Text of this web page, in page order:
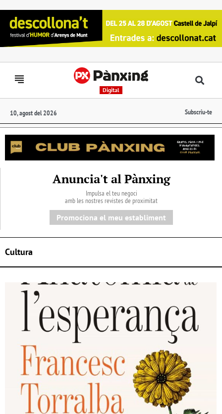
Digital
10, agost del 2026 Subscriu-te
Anuncia't al Pànxing
Impulsa el teu negoci
amb les nostres revistes de proximitat
Promociona el meu establiment
Cultura